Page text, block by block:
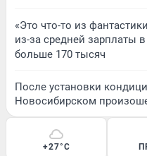
«Это что-то из
из-за средней зарплаты
больше 170 тысяч
После установки
Новосибирском
+27°C